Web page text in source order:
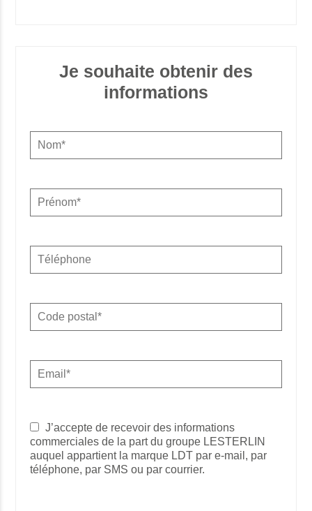
Je souhaite obtenir des
informations
J’accepte de recevoir des informations
commerciales de la part du groupe LESTERLIN
auquel appartient la marque LDT par e-mail, par
téléphone, par SMS ou par courrier.